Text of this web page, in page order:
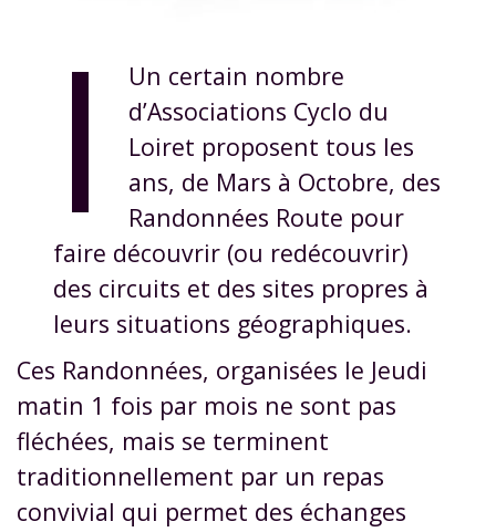
I
Un certain nombre
d’Associations Cyclo du
Loiret proposent tous les
ans, de Mars à Octobre, des
Randonnées Route pour
faire découvrir (ou redécouvrir)
des circuits et des sites propres à
leurs situations géographiques.
Ces Randonnées, organisées le Jeudi
matin 1 fois par mois ne sont pas
fléchées, mais se terminent
traditionnellement par un repas
convivial qui permet des échanges